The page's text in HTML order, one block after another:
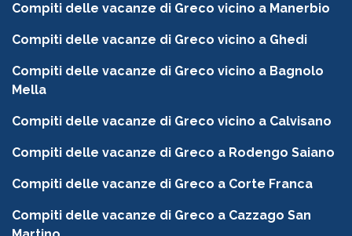
Compiti delle vacanze di Greco vicino a Manerbio
Compiti delle vacanze di Greco vicino a Ghedi
Compiti delle vacanze di Greco vicino a Bagnolo
Mella
Compiti delle vacanze di Greco vicino a Calvisano
Compiti delle vacanze di Greco a Rodengo Saiano
Compiti delle vacanze di Greco a Corte Franca
Compiti delle vacanze di Greco a Cazzago San